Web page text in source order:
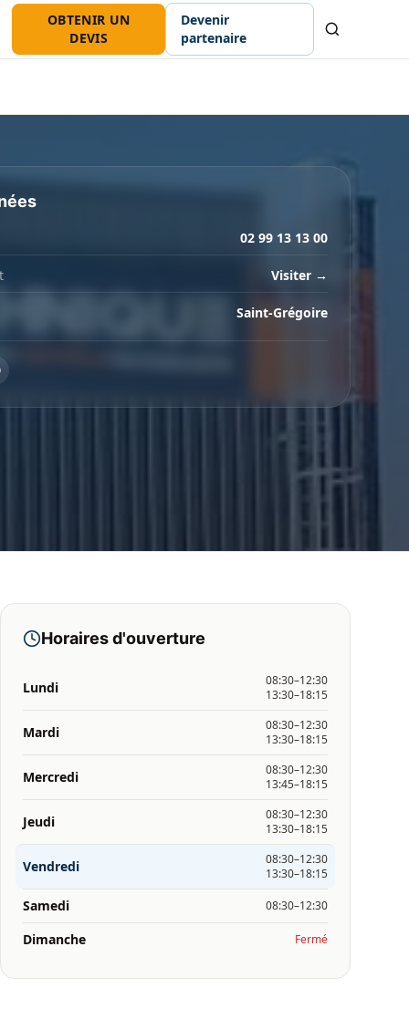
OBTENIR UN
DEVIS
Devenir
partenaire
02 99 13 13 00
Visiter →
Saint-Grégoire
Horaires d'ouverture
Lundi
08:30–12:30
13:30–18:15
Mardi
08:30–12:30
13:30–18:15
Mercredi
08:30–12:30
13:45–18:15
Jeudi
08:30–12:30
13:30–18:15
Vendredi
08:30–12:30
13:30–18:15
Samedi 08:30–12:30
Dimanche Fermé